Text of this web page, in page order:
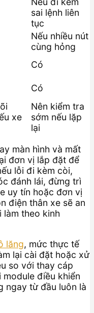
sai lệnh liên
tục
Nếu nhiều nút
cùng hỏng
Có
Có
xe
Nên kiểm tra
sớm nếu lặp
lại
màn hình và mất
đơn vị lắp đặt để
lỗi đi kèm còi,
đánh lái, đừng trì
uy tín hoặc đơn vị
điện thân xe sẽ an
làm theo kinh
lăng, mức thực tế
lại cài đặt hoặc xử
so với thay cáp
điều khiển
ngay từ đầu luôn là